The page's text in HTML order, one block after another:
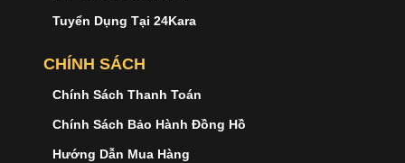
Tuyển Dụng Tại 24Kara
CHÍNH SÁCH
Chính Sách Thanh Toán
Chính Sách Bảo Hành Đồng Hồ
Hướng Dẫn Mua Hàng